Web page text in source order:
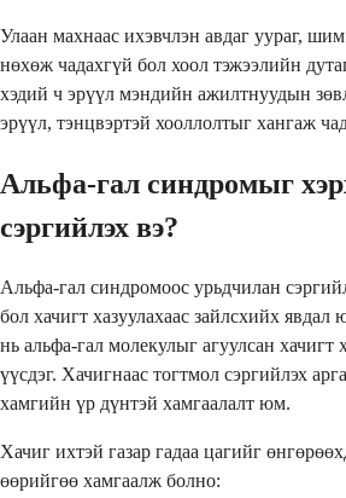
Улаан махнаас ихэвчлэн авдаг уураг,
нөхөж чадахгүй бол хоол тэжээлийн
хэдий ч эрүүл мэндийн ажилтнуудын
эрүүл, тэнцвэртэй хооллолтыг хангаж
Альфа-гал синдромыг
сэргийлэх вэ?
Альфа-гал синдромоос урьдчилан
бол хачигт хазуулахаас зайлсхийх
нь альфа-гал молекулыг агуулсан хачигт
үүсдэг. Хачигнаас тогтмол сэргийлэх
хамгийн үр дүнтэй хамгаалалт юм.
Хачиг ихтэй газар гадаа цагийг
өөрийгөө хамгаалж болно: